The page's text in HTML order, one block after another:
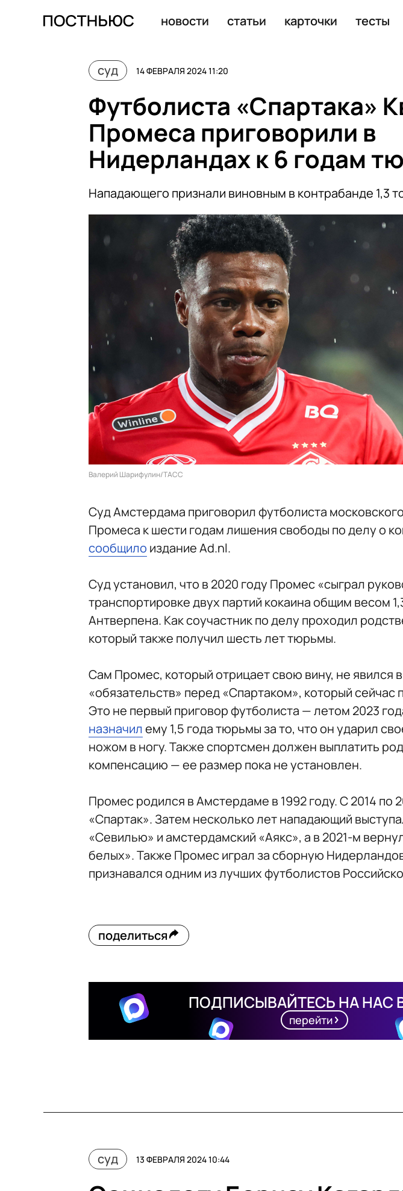
новости статьи карточки тесты
суд 14 ФЕВРАЛЯ 2024 11:20
Футболиста «Спартака»
Промеса приговорили в
Нидерландах к 6 годам
Нападающего признали виновным в контрабанде 1,3
Валерий Шарифулин/ТАСС
Суд Амстердама приговорил футболиста
Промеса к шести годам лишения свободы по делу о
сообщило издание Ad.nl.
Суд установил, что в 2020 году Промес «сыграл
транспортировке двух партий кокаина общим весом
Антверпена. Как соучастник по делу проходил
который также получил шесть лет тюрьмы.
Сам Промес, который отрицает свою вину, не явился
«обязательств» перед «Спартаком», который сейчас
Это не первый приговор футболиста — летом 2023
назначилему 1,5 года тюрьмы за то, что он ударил
ножом в ногу. Также спортсмен должен выплатить
компенсацию — ее размер пока не установлен.
Промес родился в Амстердаме в 1992 году. С 2014 по
«Спартак». Затем несколько лет нападающий
«Севилью» и амстердамский «Аякс», а в 2021-м
белых». Также Промес играл за сборную
признавался одним из лучших футболистов
поделиться
ПОДПИСЫВАЙТЕСЬ НА НАС В
перейти
суд 13 ФЕВРАЛЯ 2024 10:44